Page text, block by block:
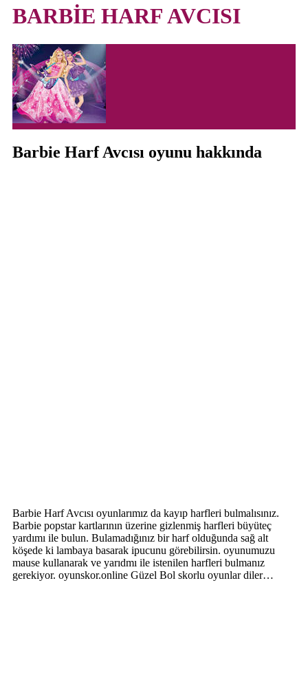
BARBİE HARF AVCISI
Barbie Harf Avcısı oyunu hakkında
Barbie Harf Avcısı oyunlarımız da kayıp harfleri bulmalısınız.
Barbie popstar kartlarının üzerine gizlenmiş harfleri büyüteç
yardımı ile bulun. Bulamadığınız bir harf olduğunda sağ alt
köşede ki lambaya basarak ipucunu görebilirsin. oyunumuzu
mause kullanarak ve yarıdmı ile istenilen harfleri bulmanız
gerekiyor. oyunskor.online Güzel Bol skorlu oyunlar diler…